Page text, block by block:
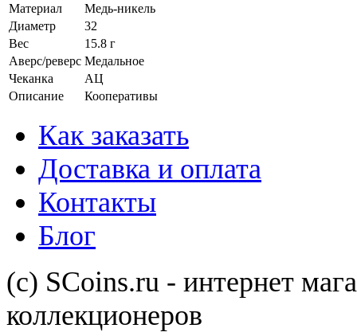
Материал
Медь-никель
Диаметр
32
Вес
15.8 г
Аверс/реверс Медальное
Чеканка
АЦ
Описание
Кооперативы
Как заказать
Доставка и оплата
Контакты
Блог
(с) SCoins.ru - интернет
коллекционеров